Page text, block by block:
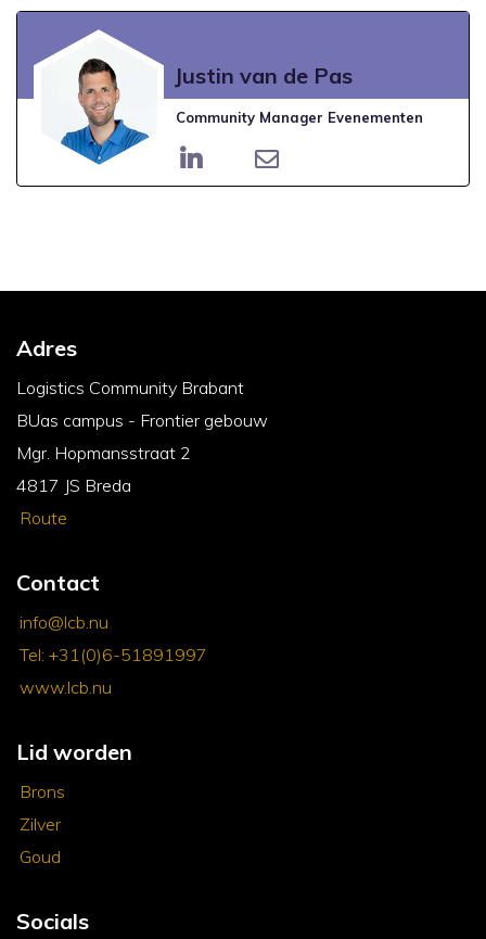
Justin van de Pas
Community Manager Evenementen
Adres
Logistics Community Brabant
BUas campus - Frontier gebouw
Mgr. Hopmansstraat 2
4817 JS Breda
Route
Contact
info@lcb.nu
Tel: +31(0)6-51891997
www.lcb.nu
Lid worden
Brons
Zilver
Goud
Socials